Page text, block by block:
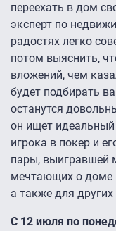
переехать в дом
эксперт по
радостях легко
потом выяснить,
вложений, чем
будет подбирать
останутся
он ищет
игрока в покер и
пары, выигравшей
мечтающих о доме
а также для
С 12 июля по